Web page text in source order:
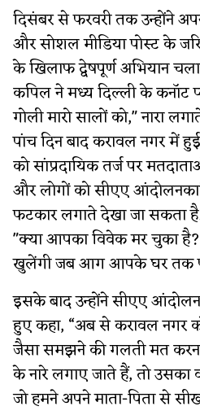
दिसंबर से फरवरी तक उन्होंने
और सोशल मीडिया पोस्ट के
के खिलाफ द्वेषपूर्ण अभियान
कपिल ने मध्य दिल्ली के कनॉट
गोली मारो सालों को," नारा
पांच दिन बाद करावल नगर में
को सांप्रदायिक तर्ज पर
और लोगों को सीएए
फटकार लगाते देखा जा सकता
"क्या आपका विवेक मर चुका
खुलेंगी जब आग आपके घर तक
इसके बाद उन्होंने सीएए
हुए कहा, “अब से करावल नगर
जैसा समझने की गलती मत
के नारे लगाए जाते हैं, तो उसका
जो हमने अपने माता-पिता से